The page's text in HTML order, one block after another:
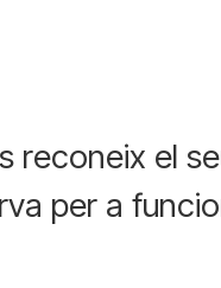
reconeix el
per a